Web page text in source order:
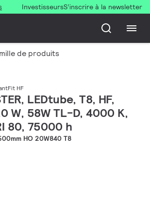
InvestisseursS’inscrire à la newsletter
de produits
HF
LEDtube, T8, HF,
W, 58W TL-D, 4000 K,
80, 75000 h
HO 20W840 T8